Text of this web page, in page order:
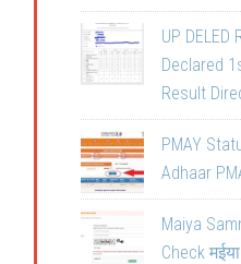
UP DELED
Declared
Result
PMAY
Adhaar
Maiya
Check